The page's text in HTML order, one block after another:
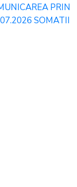
PRIN
SOMATII